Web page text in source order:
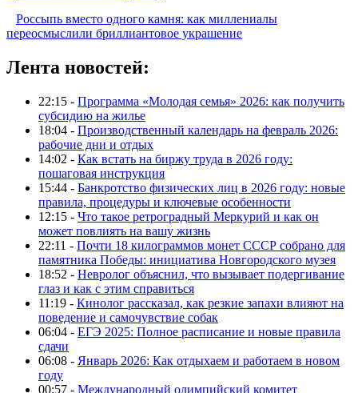
Россыпь вместо одного камня: как миллениалы
переосмыслили бриллиантовое украшение
Лента новостей:
22:15 - Программа «Молодая семья» 2026: как получить
субсидию на жилье
18:04 - Производственный календарь на февраль 2026:
рабочие дни и отдых
14:02 - Как встать на биржу труда в 2026 году:
пошаговая инструкция
15:44 - Банкротство физических лиц в 2026 году: новые
правила, процедуры и ключевые особенности
12:15 - Что такое ретроградный Меркурий и как он
может повлиять на вашу жизнь
22:11 - Почти 18 килограммов монет СССР собрано для
памятника Победы: инициатива Новгородского музея
18:52 - Невролог объяснил, что вызывает подергивание
глаз и как с этим справиться
11:19 - Кинолог рассказал, как резкие запахи влияют на
поведение и самочувствие собак
06:04 - ЕГЭ 2025: Полное расписание и новые правила
сдачи
06:08 - Январь 2026: Как отдыхаем и работаем в новом
году
00:57 - Международный олимпийский комитет